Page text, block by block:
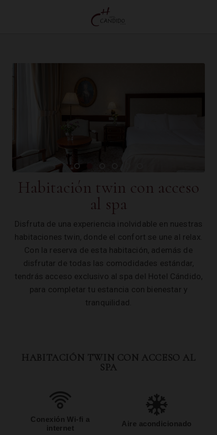
Habitación twin con acceso
al spa
Disfruta de una experiencia inolvidable en nuestras
habitaciones twin, donde el confort se une al relax.
Con la reserva de esta habitación, además de
disfrutar de todas las comodidades estándar,
tendrás acceso exclusivo al spa del Hotel Cándido,
para completar tu estancia con bienestar y
tranquilidad.
HABITACIÓN TWIN CON ACCESO AL
SPA
Conexión Wi-fi a
internet
Aire acondicionado